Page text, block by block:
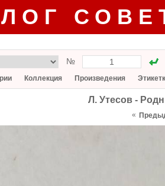
№
Коллекция Произведения
Л. Утесов -
«